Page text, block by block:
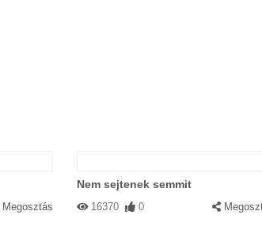
Megosztás
Nem sejtenek semmit
16370 0